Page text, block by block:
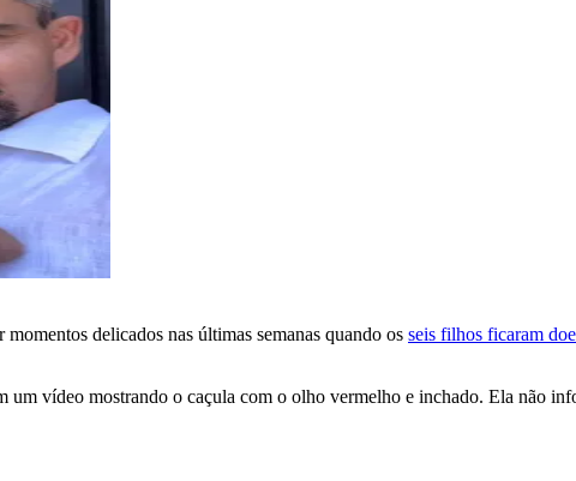
momentos delicados nas últimas semanas quando os seis filhos ficaram
vídeo mostrando o caçula com o olho vermelho e inchado. Ela não